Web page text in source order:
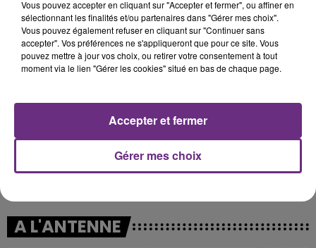
18h08
18h08 18h04
18h04
A L'ANTENNE
Vous pouvez accepter en cliquant sur "Accepter et fermer", ou affiner en
sélectionnant les finalités et/ou partenaires dans "Gérer mes choix".
Vous pouvez également refuser en cliquant sur "Continuer sans
accepter". Vos préférences ne s'appliqueront que pour ce site. Vous
pouvez mettre à jour vos choix, ou retirer votre consentement à tout
moment via le lien "Gérer les cookies" situé en bas de chaque page.
Gérer mes choix
Accepter et fermer